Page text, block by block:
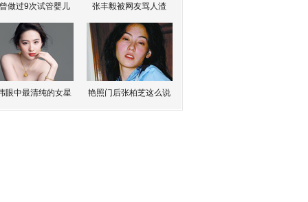
做过9次试管婴儿 张丰毅被网友骂人渣
眼中最清纯的女星 艳照门后张柏芝这么说